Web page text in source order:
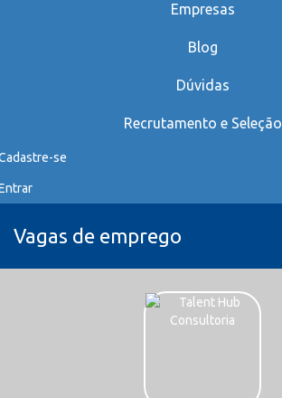
Empresas
Blog
Dúvidas
Recrutamento e Seleção
se
Vagas de emprego